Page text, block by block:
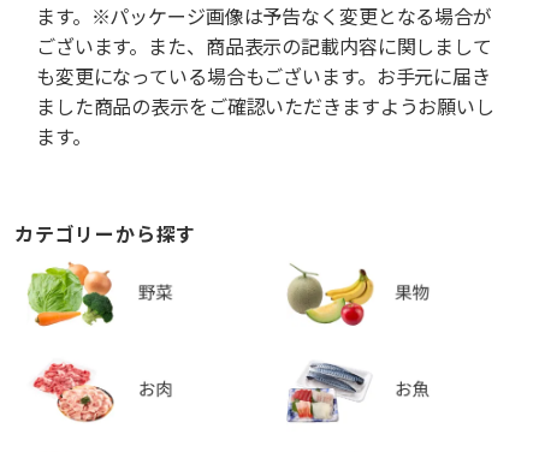
ます。※パッケージ画像は予告なく変更となる場合が
ございます。また、商品表示の記載内容に関しまして
も変更になっている場合もございます。お手元に届き
ました商品の表示をご確認いただきますようお願いし
ます。
カテゴリーから探す